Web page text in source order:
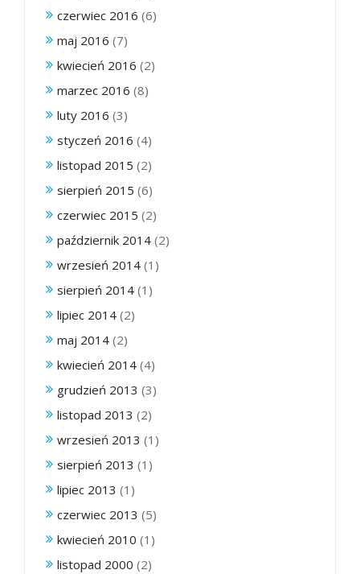
czerwiec 2016 (6)
maj 2016 (7)
kwiecień 2016 (2)
marzec 2016 (8)
luty 2016 (3)
styczeń 2016 (4)
listopad 2015 (2)
sierpień 2015 (6)
czerwiec 2015 (2)
październik 2014 (2)
wrzesień 2014 (1)
sierpień 2014 (1)
lipiec 2014 (2)
maj 2014 (2)
kwiecień 2014 (4)
grudzień 2013 (3)
listopad 2013 (2)
wrzesień 2013 (1)
sierpień 2013 (1)
lipiec 2013 (1)
czerwiec 2013 (5)
kwiecień 2010 (1)
listopad 2000 (2)